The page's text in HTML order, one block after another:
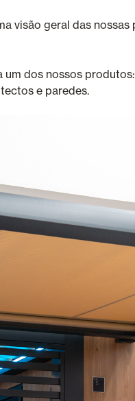
visão geral das nossas
dos nossos
e paredes.